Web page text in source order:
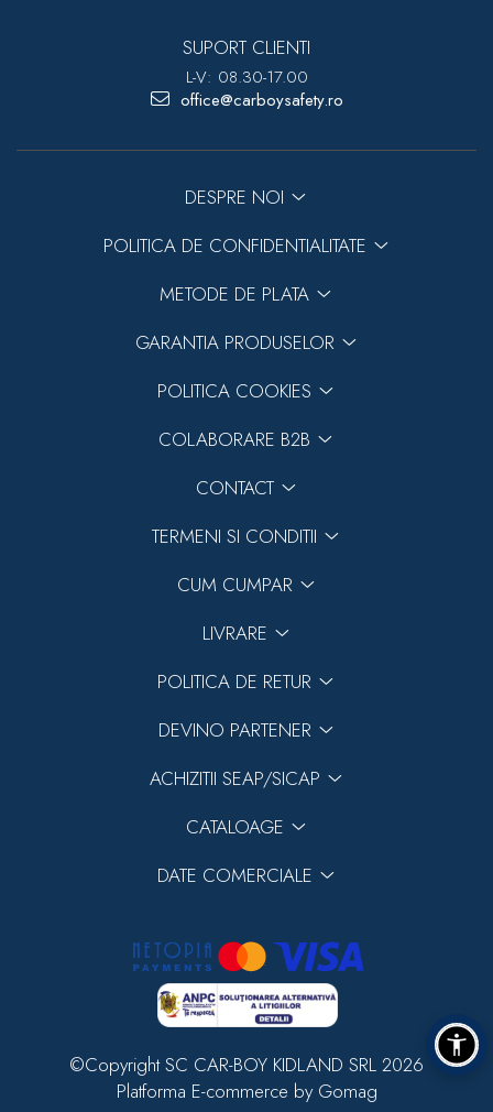
SUPORT CLIENTI
L-V: 08.30-17.00
office@carboysafety.ro
DESPRE NOI
POLITICA DE CONFIDENTIALITATE
METODE DE PLATA
GARANTIA PRODUSELOR
POLITICA COOKIES
COLABORARE B2B
CONTACT
TERMENI SI CONDITII
CUM CUMPAR
LIVRARE
POLITICA DE RETUR
DEVINO PARTENER
ACHIZITII SEAP/SICAP
CATALOAGE
DATE COMERCIALE
©Copyright SC CAR-BOY KIDLAND SRL 2026
Platforma E-commerce by Gomag